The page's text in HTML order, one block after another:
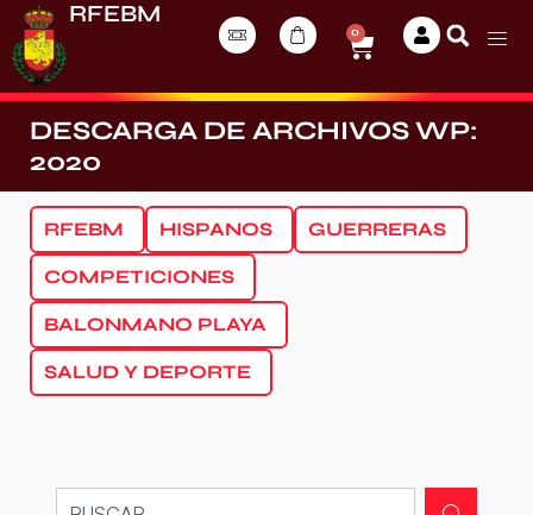
RFEBM
0
DESCARGA DE ARCHIVOS WP:
2020
RFEBM HISPANOS GUERRERAS
COMPETICIONES
BALONMANO PLAYA
SALUD Y DEPORTE